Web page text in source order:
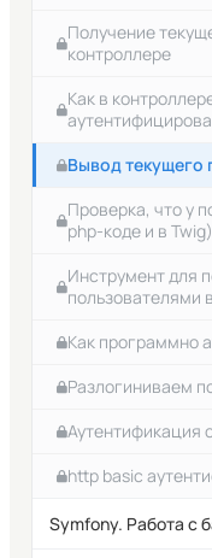
Получение
контроллере
Как в
Вывод текущего
Проверка, что у
php-коде и в Twig)
Инструмент для
пользователями
Как программно
Разлогиниваем
Аутентификация
http basic
Symfony. Работа с